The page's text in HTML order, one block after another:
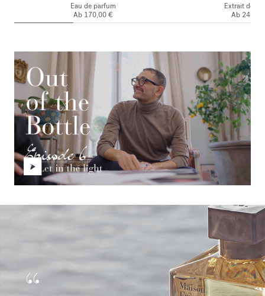
Eau de parfum
Ab 170,00 €
Extrait de
Ab